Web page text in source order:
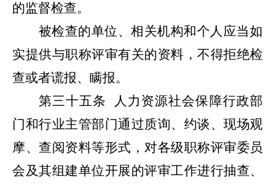
的监督检查。
被检查的单位、相关机构和个人应当如
实提供与职称评审有关的资料，不得拒绝检
查或者谎报、瞒报。
第三十五条
人力资源社会保障行政部
门和行业主管部门通过质询、约谈、现场观
摩、查阅资料等形式，对各级职称评审委员
会及其组建单位开展的评审工作进行抽查、